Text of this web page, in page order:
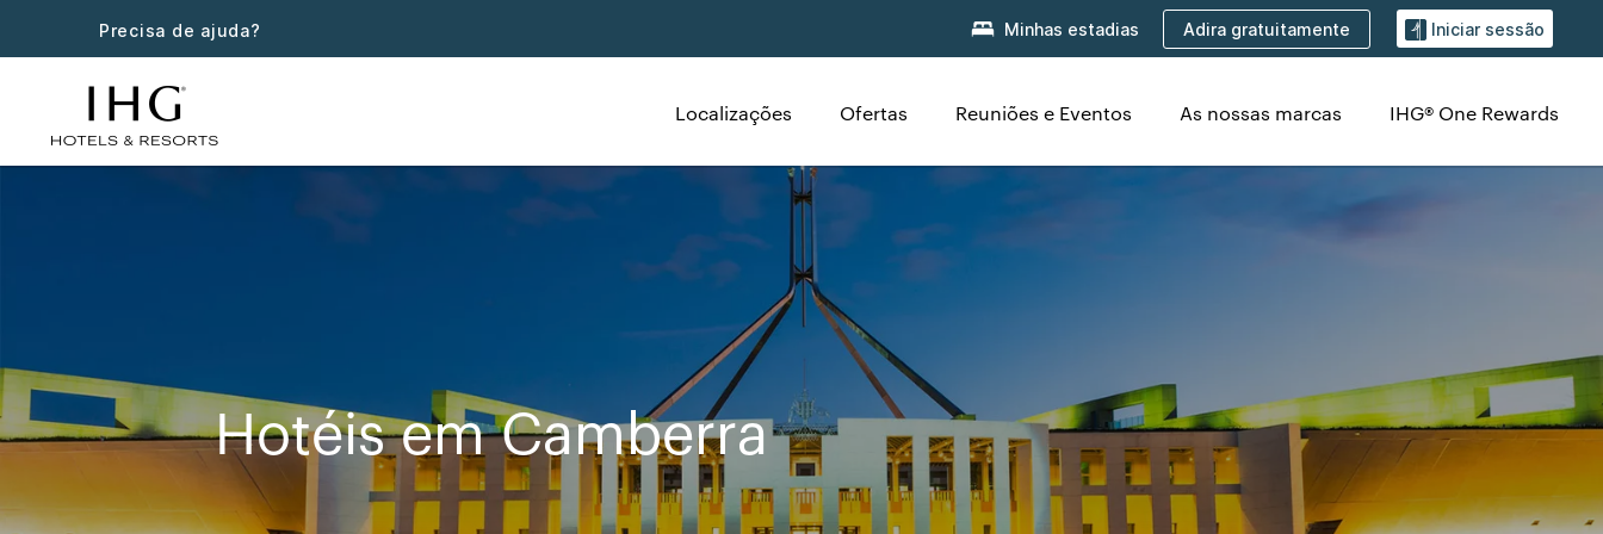
Precisa de ajuda? Minhas estadias Adira gratuitamente Iniciar sessão
Localizações Ofertas Reuniões e Eventos As nossas marcas IHG® One Rewards
Hotéis em Camberra